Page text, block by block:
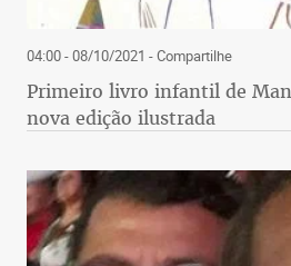
04:00 - 08/10/2021 - Compartilhe
Primeiro livro infantil de
nova edição ilustrada